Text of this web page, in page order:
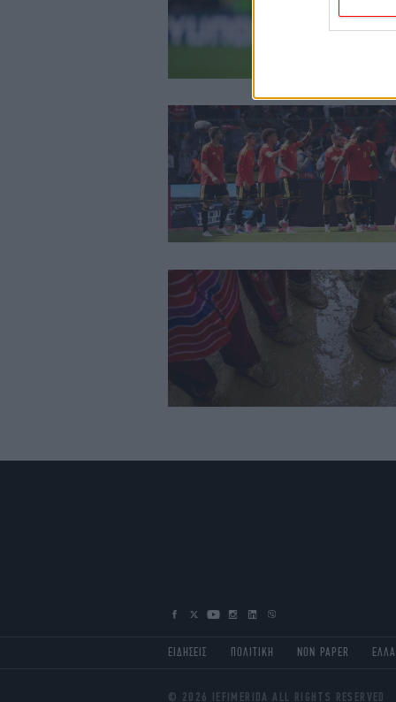
ΕΙΔΗΣΕΙΣ ΠΟΛΙΤΙΚΗ NON PAPER
© 2026 IEFIMERIDA ALL RIGHTS RESERVED